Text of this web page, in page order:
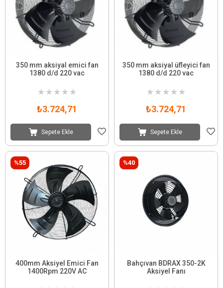
350 mm aksiyal emici fan
1380 d/d 220 vac
★ ★ ★ ★ ★
₺3.724,71
Sepete Ekle
350 mm aksiyal üfleyici fan
1380 d/d 220 vac
★ ★ ★ ★ ★
₺3.724,71
Sepete Ekle
400mm Aksiyel Emici Fan
1400Rpm 220V AC
%55
Bahçıvan BDRAX 350-2K
Aksiyel Fanı
%40